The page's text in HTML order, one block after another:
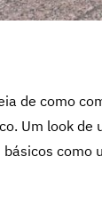
de como
Um look de
como